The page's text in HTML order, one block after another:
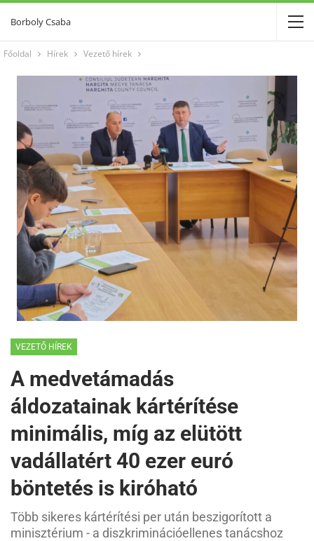
Borboly Csaba
Főoldal Hírek Vezető hírek
VEZETŐ HÍREK
A medvetámadás
áldozatainak kártérítése
minimális, míg az elütött
vadállatért 40 ezer euró
böntetés is kiróható
Több sikeres kártérítési per után beszigorított a
minisztérium - a diszkriminációellenes tanácshoz